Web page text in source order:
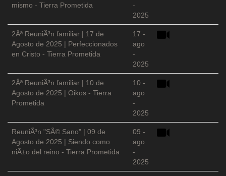
mismo - Tierra Prometida
-
2025
2Âª ReuniÃ³n familiar | 17 de
Agosto de 2025 | Perfeccionados
en Cristo - Tierra Prometida
17 -
ago
-
2025
2Âª ReuniÃ³n familiar | 10 de
Agosto de 2025 | Oikos - Tierra
Prometida
10 -
ago
-
2025
ReuniÃ³n "SÃ© Sano" | 09 de
Agosto de 2025 | Siendo como
niÃ±o del reino - Tierra Prometida
09 -
ago
-
2025